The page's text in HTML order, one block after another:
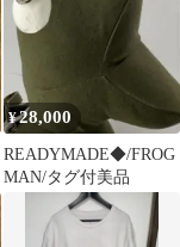
¥28,000
READYMADE◆/FROG
MAN/タグ付美品